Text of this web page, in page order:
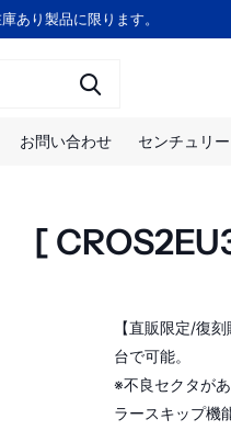
あり製品に限ります。
お問い合わせ センチュリ
[
【直販限定/復
台で可能。
※不良セクタが
ラースキップ機